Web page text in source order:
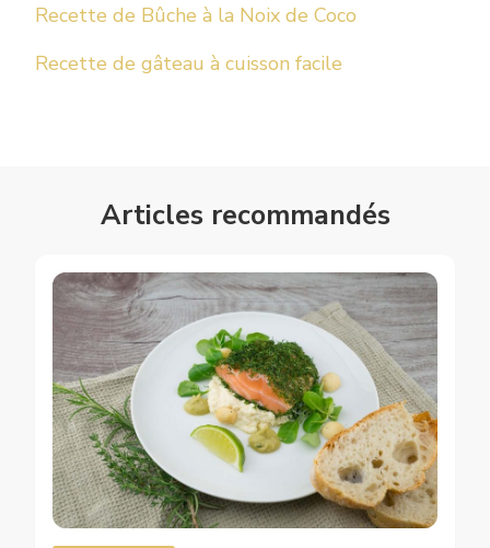
Recette de Bûche à la Noix de Coco
Recette de gâteau à cuisson facile
Articles recommandés